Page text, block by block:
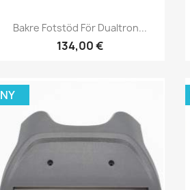
Snabbvy
Bakre Fotstöd För Dualtron...
134,00 €
NY